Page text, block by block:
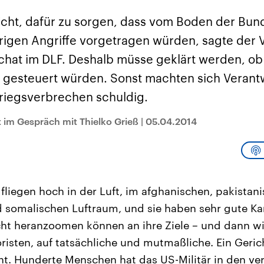
und
gehören die
Staaten zu
der Erde, mit
Weltgeschehen.
palästinensischen
Terrororganisation
Hamas im Oktober 2023
auf Israel hat in der
Region wieder die
Gewalt entfacht. Israel
möchte die Hamas
die Hisbollah im Libanon
vom Iran unterstützt.
Islamischen
Republik Iran – ist
von einem
Religionsführer
regierter Staat im
Osten. Eine
dafür zu sorgen, dass vom Boden der
Angriffe vorgetragen würden, sagte der
im DLF. Deshalb müsse geklärt werden,
würden. Sonst machten sich
schuldig.
Gespräch mit Thielko Grieß | 05.04.2014
fliegen hoch in der Luft, im afghanischen,
Luftraum, und sie haben sehr gute
heranzoomen können an ihre Ziele – und dann
auf tatsächliche und mutmaßliche. Ein
Hunderte Menschen hat das US-Militär in den